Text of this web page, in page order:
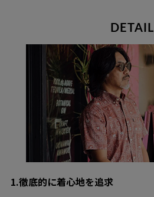
DETAIL
1.徹底的に着心地を追求